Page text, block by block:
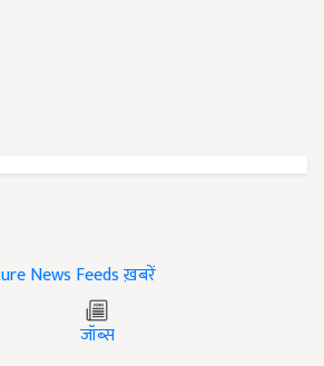
ख़बरें
जॉब्स